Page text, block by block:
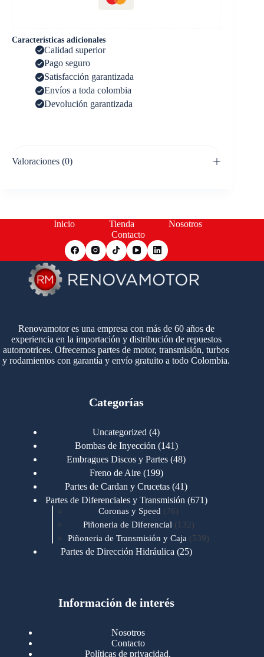
Características adicionales
Calidad superior
Pago seguro
Satisfacción garantizada
Envíos a toda colombia
Devolución garantizada
Valoraciones (0)
Inicio Tienda
Nosotros
Contacto
Renovamotor es una empresa con más de 60 años de
experiencia en la importación y distribución de repuestos
automotrices. Ofrecemos partes de motor, transmisión, turbos
y rodamientos con garantía y envío gratuito a todo Colombia.
Categorías
Uncategorized 44
productos
Bombas de Inyección 141141
productos
Embragues Discos y Partes 4848
Freno de Aire 199199
productos
Partes de Cardan y Crucetas 4141
productos
Partes de Diferenciales y Transmisión 671671
Coronas y Speed 7676
productos
Piñoneria de Diferencial 132 132
productos
Piñoneria de Transmisión y Caja 539539
Partes de Dirección Hidráulica 2525
Motores Cummins 723
Cummins B/C 855
Cummins ISF
Información de interés
Nosotros
Contacto
Políticas de privacidad.